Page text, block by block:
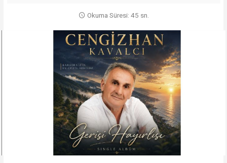
Okuma Süresi: 45 sn.